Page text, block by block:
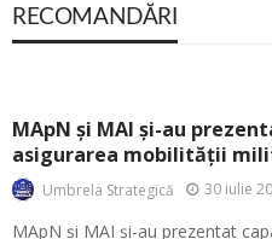
RECOMANDĂRI
MApN și MAI și-au
asigurarea mobilității
Umbrela Strategică 30 iulie
MApN și MAI și-au prezentat